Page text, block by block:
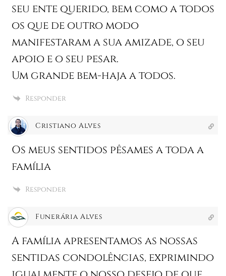
seu ente querido, bem como a todos
os que de outro modo
manifestaram a sua amizade, o seu
apoio e o seu pesar.
Um grande bem-haja a todos.
Responder
Cristiano Alves
Os meus sentidos pêsames a toda a
família
Responder
Funerária Alves
A família apresentamos as nossas
sentidas condolências, exprimindo